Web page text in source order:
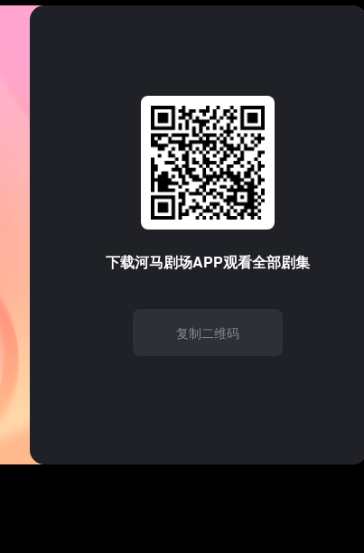
下载河马剧场APP观看全部剧集
复制二维码